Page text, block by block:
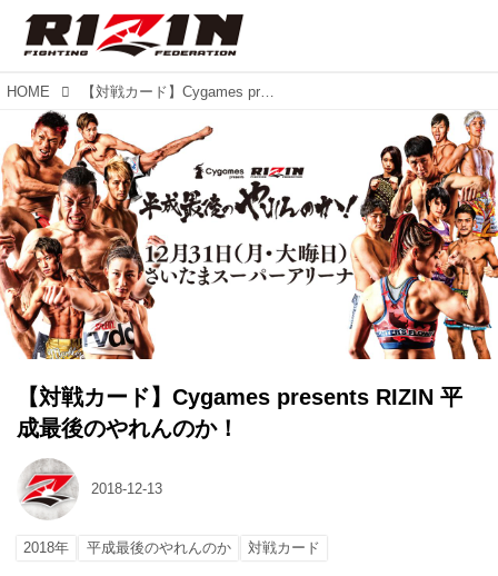
HOME 【対戦カード】Cygames presents RIZIN 平成最後のやれんのか！
【対戦カード】Cygames presents RIZIN 平
成最後のやれんのか！
2018-12-13
2018年 平成最後のやれんのか 対戦カード